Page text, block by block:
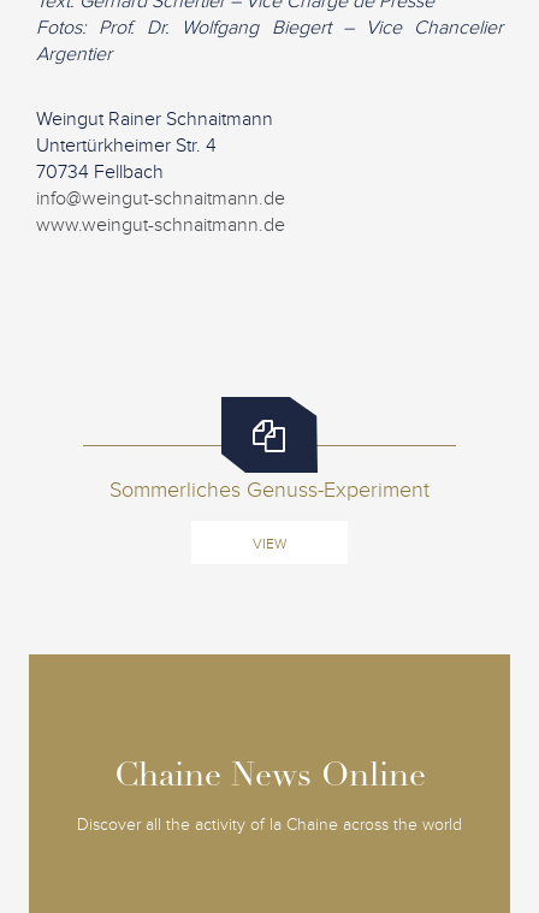
Fotos: Prof. Dr. Wolfgang Biegert – Vice Chancelier
Argentier
Weingut Rainer Schnaitmann
Untertürkheimer Str. 4
70734 Fellbach
info@weingut-schnaitmann.de
www.weingut-schnaitmann.de
Sommerliches Genuss-Experiment
VIEW
Chaine News Online
Discover all the activity of la Chaine across the world
Chaine News Online